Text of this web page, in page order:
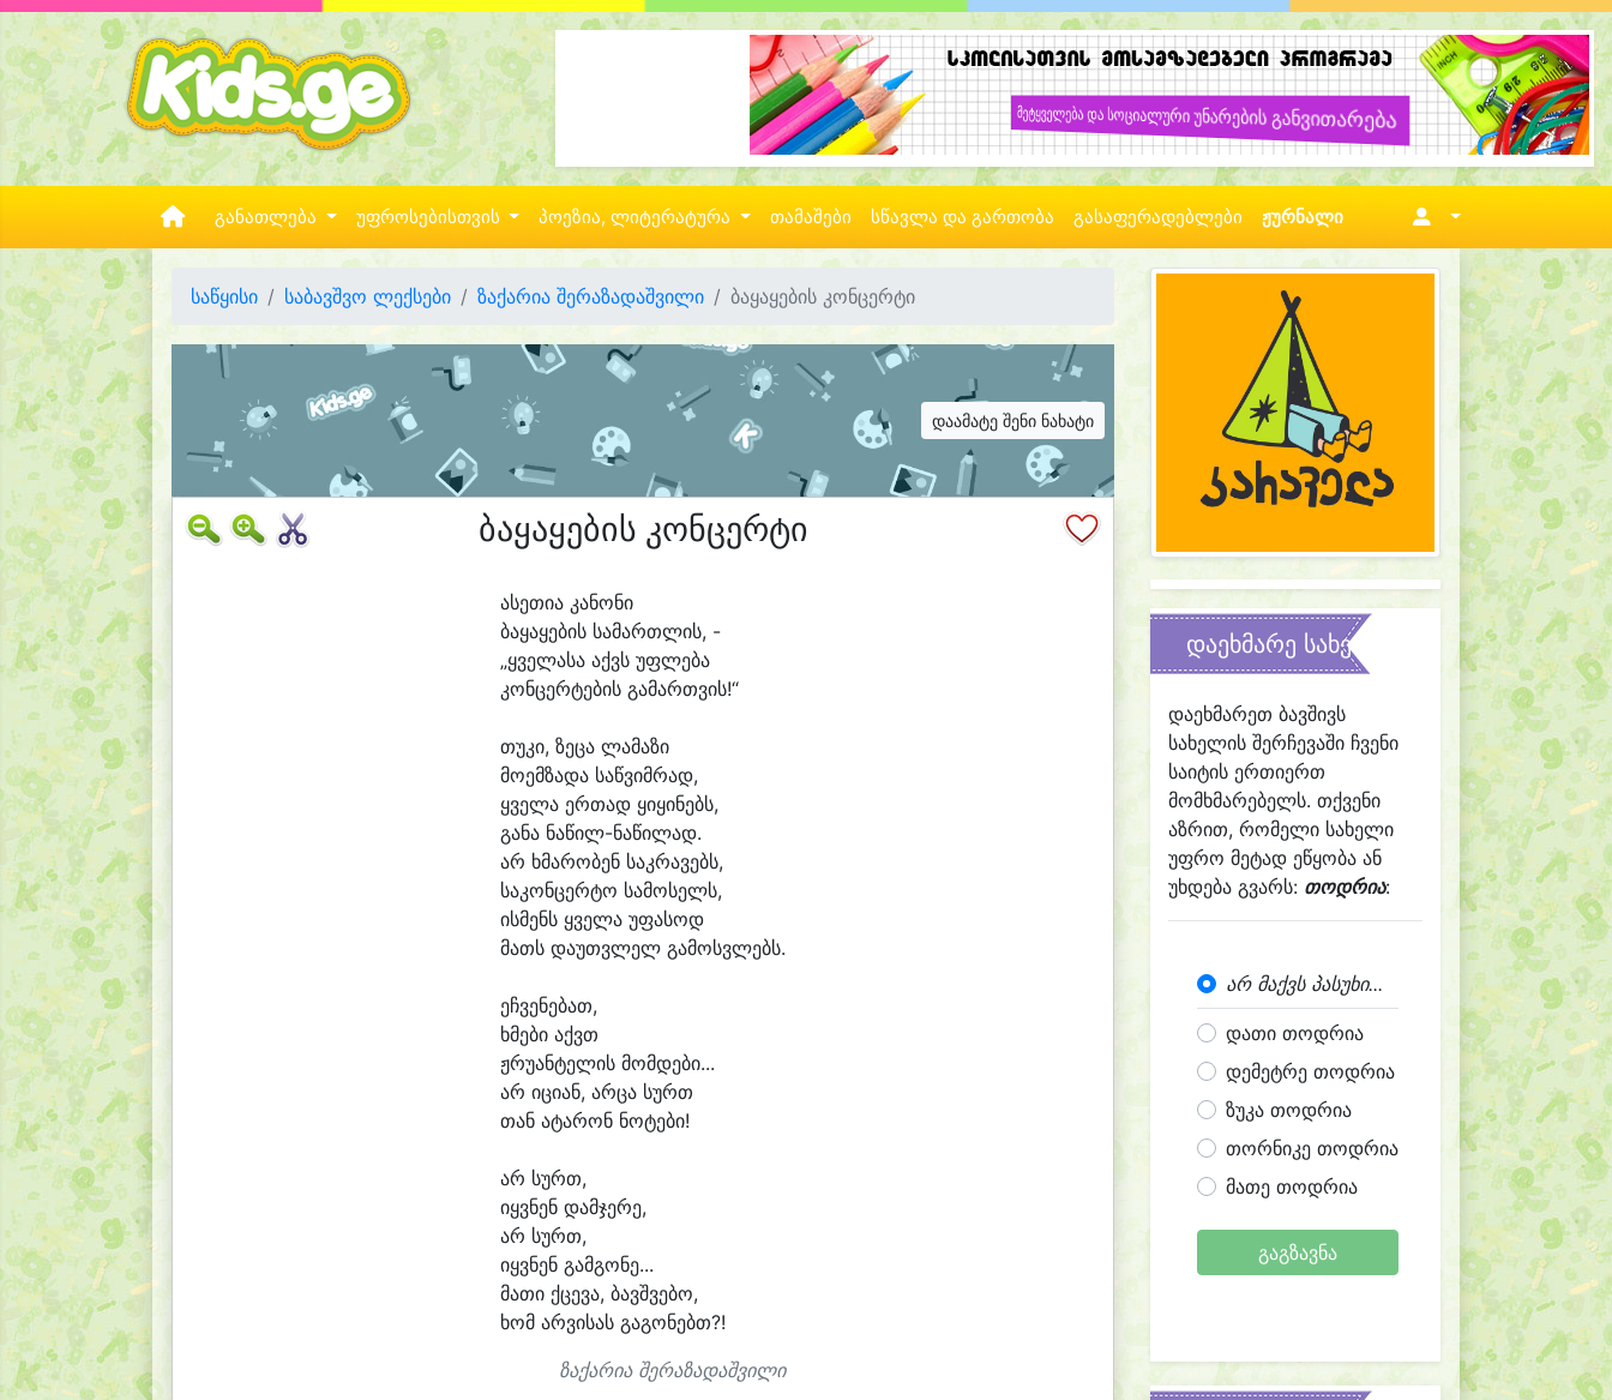
განათლება უფროსებისთვის პოეზია, ლიტერატურა თამაშები სწავლა და გართობა გასაფერადებლები ჟურნალი
საწყისი საბავშვო ლექსები ზაქარია შერაზადაშვილი ბაყაყების კონცერტი
დაამატე შენი ნახატი
ბაყაყების კონცერტი
ასეთია კანონი
ბაყაყების სამართლის, -
„ყველასა აქვს უფლება
კონცერტების გამართვის!“
თუკი, ზეცა ლამაზი
მოემზადა საწვიმრად,
ყველა ერთად ყიყინებს,
განა ნაწილ-ნაწილად.
არ ხმარობენ საკრავებს,
საკონცერტო სამოსელს,
ისმენს ყველა უფასოდ
მათს დაუთვლელ გამოსვლებს.
ეჩვენებათ,
ხმები აქვთ
ჟრუანტელის მომდები...
არ იციან, არცა სურთ
თან ატარონ ნოტები!
არ სურთ,
იყვნენ დამჯერე,
არ სურთ,
იყვნენ გამგონე...
მათი ქცევა, ბავშვებო,
ხომ არვისას გაგონებთ?!
ზაქარია შერაზადაშვილი
დაეხმარე სახელის შერჩევაში
დაეხმარეთ ბავშივს
სახელის შერჩევაში ჩვენი
საიტის ერთიერთ
მომხმარებელს. თქვენი
აზრით, რომელი სახელი
უფრო მეტად ეწყობა ან
უხდება გვარს: თოდრია:
არ მაქვს პასუხი...
დათი თოდრია
დემეტრე თოდრია
ზუკა თოდრია
თორნიკე თოდრია
მათე თოდრია
გაგზავნა